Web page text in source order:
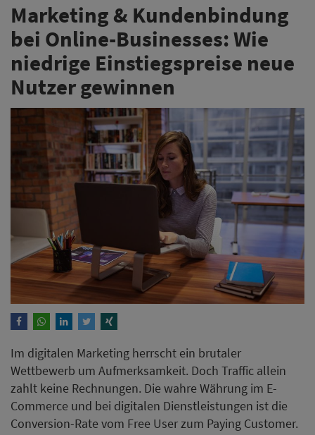
Marketing & Kundenbindung
bei Online-Businesses: Wie
niedrige Einstiegspreise neue
Nutzer gewinnen
Im digitalen Marketing herrscht ein brutaler
Wettbewerb um Aufmerksamkeit. Doch Traffic allein
zahlt keine Rechnungen. Die wahre Währung im E-
Commerce und bei digitalen Dienstleistungen ist die
Conversion-Rate vom Free User zum Paying Customer.